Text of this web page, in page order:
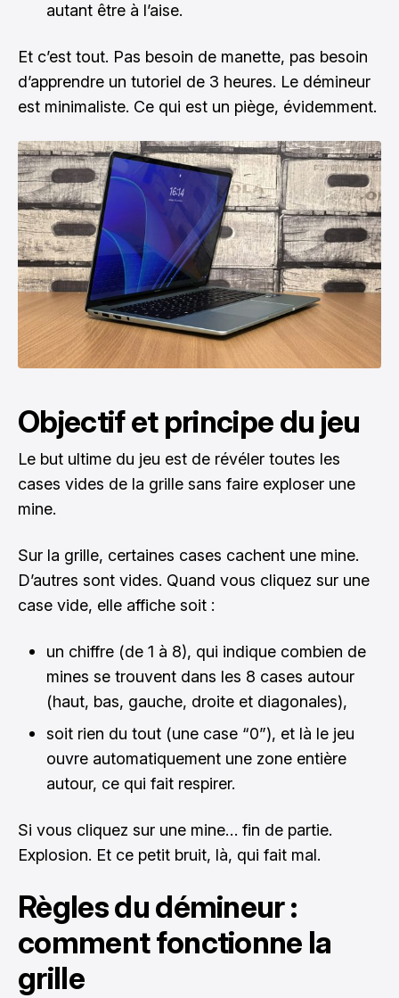
autant être à l’aise.
Et c’est tout. Pas besoin de manette, pas besoin
d’apprendre un tutoriel de 3 heures. Le démineur
est minimaliste. Ce qui est un piège, évidemment.
Objectif et principe du jeu
Le but ultime du jeu est de révéler toutes les
cases vides de la grille sans faire exploser une
mine.
Sur la grille, certaines cases cachent une mine.
D’autres sont vides. Quand vous cliquez sur une
case vide, elle affiche soit :
un chiffre (de 1 à 8), qui indique combien de
mines se trouvent dans les 8 cases autour
(haut, bas, gauche, droite et diagonales),
soit rien du tout (une case “0”), et là le jeu
ouvre automatiquement une zone entière
autour, ce qui fait respirer.
Si vous cliquez sur une mine… fin de partie.
Explosion. Et ce petit bruit, là, qui fait mal.
Règles du démineur :
comment fonctionne la
grille